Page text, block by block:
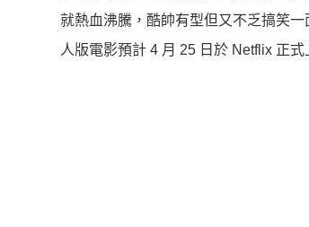
就熱血沸騰，酷帥有型但又不乏搞笑
人版電影預計 4 月 25 日於 Netflix 正式